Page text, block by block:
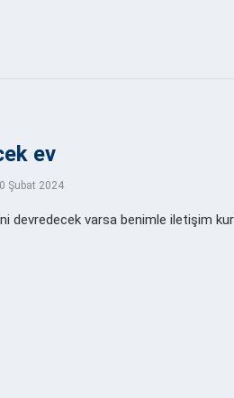
ev
Şubat 2024
devredecek varsa benimle iletişim